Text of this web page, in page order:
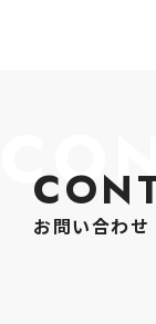
お問い合わせ